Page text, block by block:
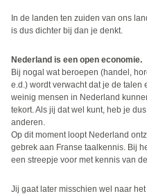
In de landen ten zuiden van ons
is dus dichter bij dan je denkt.
Nederland is een open economie.
Bij nogal wat beroepen (handel,
e.d.) wordt verwacht dat je de talen
weinig mensen in Nederland
tekort. Als jij dat wel kunt, heb je
anderen.
Op dit moment loopt Nederland
gebrek aan Franse taalkennis. Bij
een streepje voor met kennis van
Jij gaat later misschien wel naar